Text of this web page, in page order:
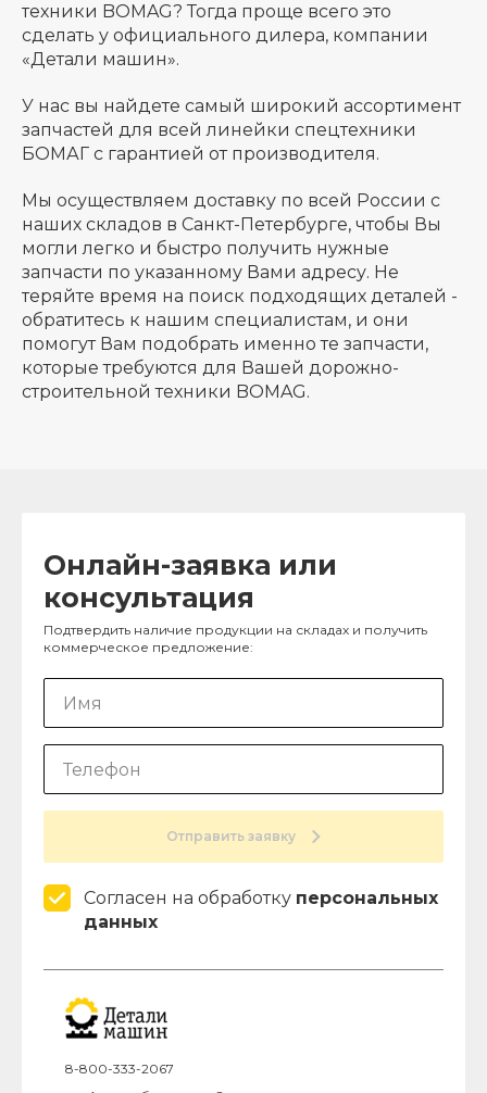
техники BOMAG? Тогда проще всего это
сделать у официального дилера, компании
«Детали машин».
У нас вы найдете самый широкий ассортимент
запчастей для всей линейки спецтехники
БОМАГ с гарантией от производителя.
Мы осуществляем доставку по всей России с
наших складов в Санкт-Петербурге, чтобы Вы
могли легко и быстро получить нужные
запчасти по указанному Вами адресу. Не
теряйте время на поиск подходящих деталей -
обратитесь к нашим специалистам, и они
помогут Вам подобрать именно те запчасти,
которые требуются для Вашей дорожно-
строительной техники BOMAG.
Онлайн-заявка или
консультация
Подтвердить наличие продукции на складах и получить
коммерческое предложение:
Отправить заявку
Согласен на обработку персональных
данных
8-800-333-2067